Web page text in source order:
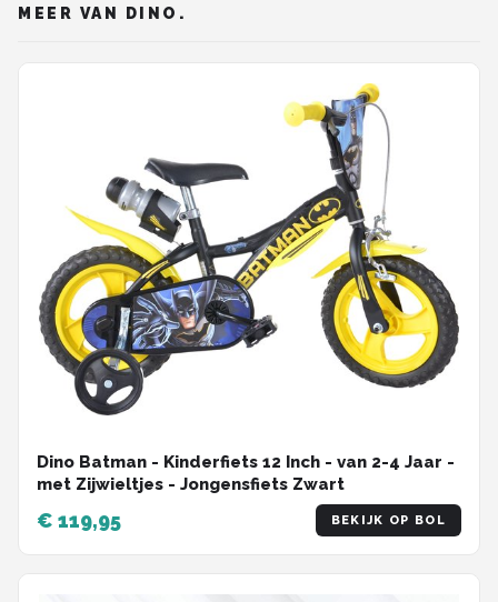
MEER VAN DINO.
Dino Batman - Kinderfiets 12 Inch - van 2-4 Jaar -
met Zijwieltjes - Jongensfiets Zwart
€ 119,95 BEKIJK OP BOL